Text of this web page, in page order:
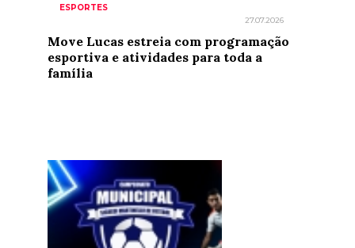
ESPORTES
27.07.2026
Move Lucas estreia com programação
esportiva e atividades para toda a
família